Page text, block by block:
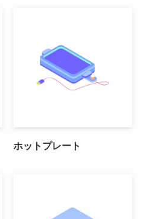
ホットプレート